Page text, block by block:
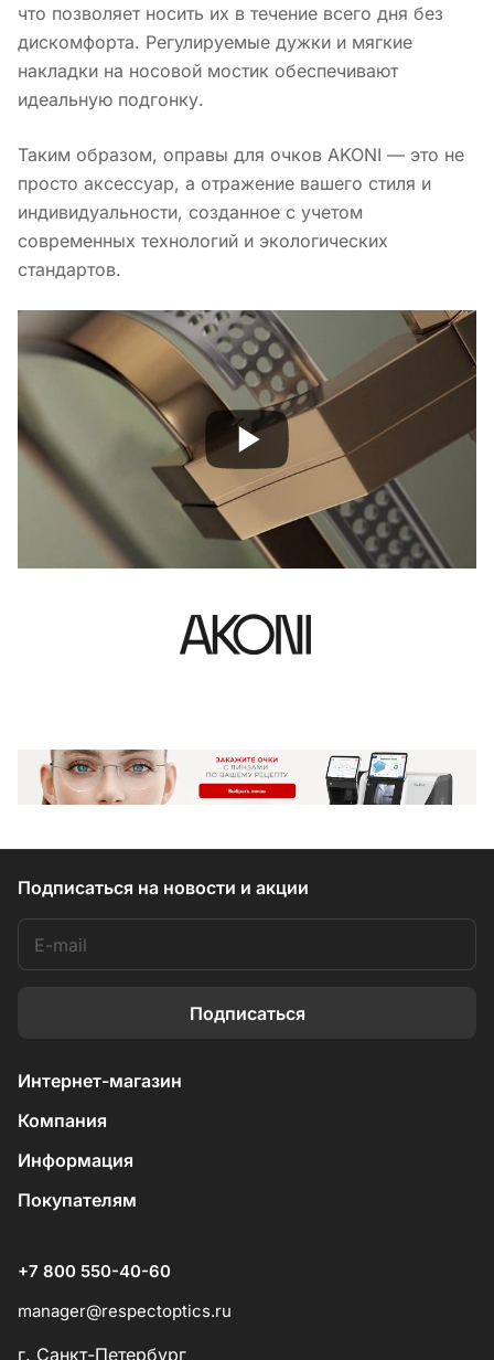
что позволяет носить их в течение всего дня без
дискомфорта. Регулируемые дужки и мягкие
накладки на носовой мостик обеспечивают
идеальную подгонку.
Таким образом, оправы для очков AKONI — это не
просто аксессуар, а отражение вашего стиля и
индивидуальности, созданное с учетом
современных технологий и экологических
стандартов.
Подписаться на новости и акции
Подписаться
Интернет-магазин
Компания
Информация
Покупателям
+7 800 550-40-60
manager@respectoptics.ru
г. Санкт-Петербург